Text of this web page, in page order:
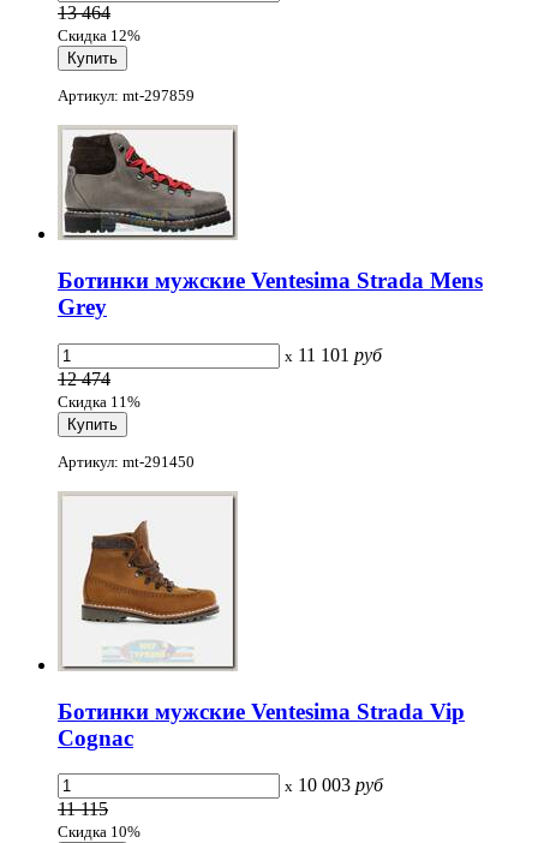
13 464
Скидка 12%
Артикул: mt-297859
Ботинки мужские Ventesima Strada Mens
Grey
x 11 101 руб
12 474
Скидка 11%
Артикул: mt-291450
Ботинки мужские Ventesima Strada Vip
Cognac
x 10 003 руб
11 115
Скидка 10%